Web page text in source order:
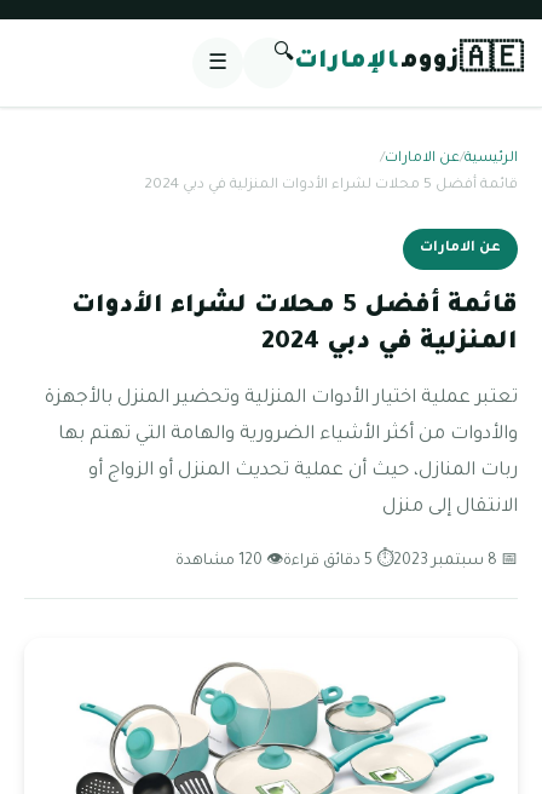
🇦🇪زوومالإمارات🔍
☰
الرئيسية/عن الامارات/
قائمة أفضل 5 محلات لشراء الأدوات المنزلية في دبي 2024
عن الامارات
قائمة أفضل 5 محلات لشراء الأدوات
المنزلية في دبي 2024
تعتبر عملية اختيار الأدوات المنزلية وتحضير المنزل بالأجهزة
والأدوات من أكثر الأشياء الضرورية والهامة التي تهتم بها
ربات المنازل، حيث أن عملية تحديث المنزل أو الزواج أو
الانتقال إلى منزل
📅 8 سبتمبر 2023 ⏱ 5 دقائق قراءة 👁 120 مشاهدة